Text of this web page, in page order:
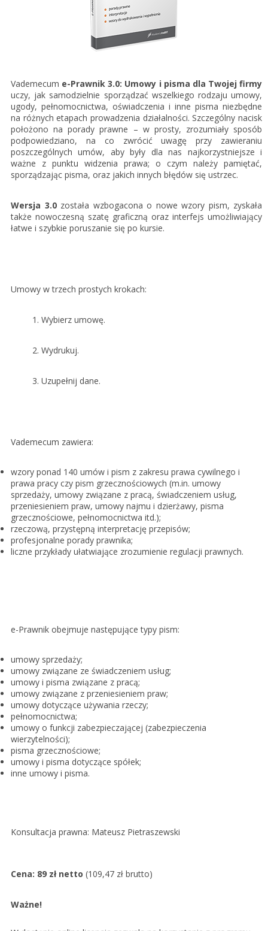
Gestor nexo PRO krok po kroku
KSeF w Subiekcie GT
KSeF w Subiekcie nexo/nexo PRO
KSeF w Rachmistrzu i Rewizorze GT
Portal Dokumentów z obsługą KSeF dla firm
Portal Dokumentów z obsługą KSeF dla biur
rachunkowych
Logowanie do Akademi InsERT
Login
Hasło
Zapomniałem hasła
Vademecum e-Prawnik 3.0: Umowy i pisma dla Twojej firmy
uczy, jak samodzielnie sporządzać wszelkiego rodzaju umowy,
ugody, pełnomocnictwa, oświadczenia i inne pisma niezbędne
na różnych etapach prowadzenia działalności. Szczególny nacisk
położono na porady prawne – w prosty, zrozumiały sposób
podpowiedziano, na co zwrócić uwagę przy zawieraniu
poszczególnych umów, aby były dla nas najkorzystniejsze i
ważne z punktu widzenia prawa; o czym należy pamiętać,
sporządzając pisma, oraz jakich innych błędów się ustrzec.
Wersja 3.0została wzbogacona o nowe wzory pism, zyskała
także nowoczesną szatę graficzną oraz interfejs umożliwiający
łatwe i szybkie poruszanie się po kursie.
Umowy w trzech prostych krokach:
1. Wybierz umowę.
2. Wydrukuj.
3. Uzupełnij dane.
Vademecum zawiera:
wzory ponad 140 umów i pism z zakresu prawa cywilnego i
prawa pracy czy pism grzecznościowych (m.in. umowy
sprzedaży, umowy związane z pracą, świadczeniem usług,
przeniesieniem praw, umowy najmu i dzierżawy, pisma
grzecznościowe, pełnomocnictwa itd.);
rzeczową, przystępną interpretację przepisów;
profesjonalne porady prawnika;
liczne przykłady ułatwiające zrozumienie regulacji prawnych.
e-Prawnik obejmuje następujące typy pism:
umowy sprzedaży;
umowy związane ze świadczeniem usług;
umowy i pisma związane z pracą;
umowy związane z przeniesieniem praw;
umowy dotyczące używania rzeczy;
pełnomocnictwa;
umowy o funkcji zabezpieczającej (zabezpieczenia
wierzytelności);
pisma grzecznościowe;
umowy i pisma dotyczące spółek;
inne umowy i pisma.
Konsultacja prawna: Mateusz Pietraszewski
Cena: 89 zł netto (109,47 zł brutto)
Ważne!